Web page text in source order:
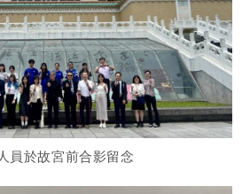
員於故宮前合影留念